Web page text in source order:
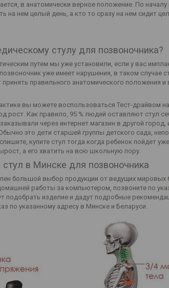
в анатомически верное положение. По
на нем целый день, а кто то сразу на нем сидит
стулу для позвоночника?
путем мы уже установили, если у вас
уже имеет нарушения, в таком случае
правильного анатомического положения
вы можете воспользоваться Тест-драйвом
рост. Как правило, 95 % людей оставляют стул
через интернет магазин в другой
это дети старшей группы детского сада,
купите стул тогда когда ребенок пойдет
а его хватить на всю школьную пору.
стул в Минске для позвоночника
большой выбор продукции от ведущих
работы за компьютером, позвоните по
подобрать изделие и дадут подробные
по указанному адресу в Минске и Беларуси.